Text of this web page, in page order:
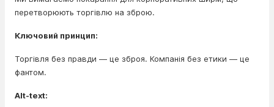
перетворюють торгівлю на зброю.
Ключовий принцип:
Торгівля без правди — це зброя. Компанія без етики — це
фантом.
Alt-text: